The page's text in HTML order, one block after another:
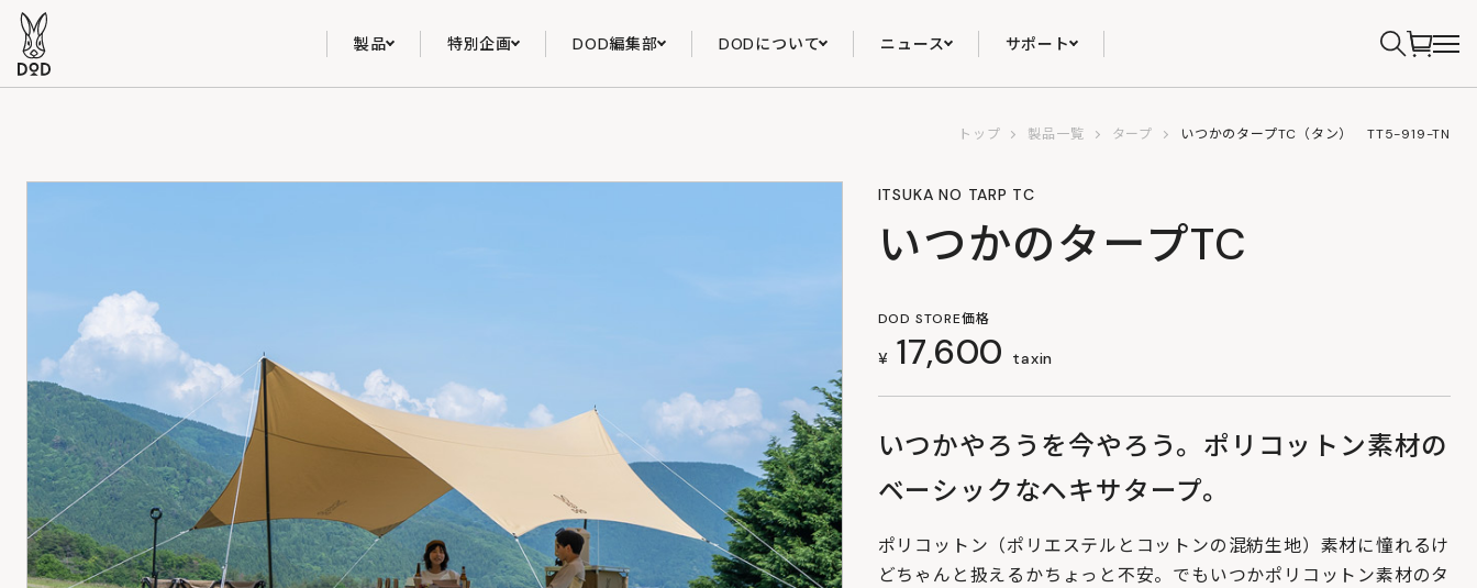
製品 特別企画 DOD編集部 DODについて ニュース サポート
トップ 製品一覧 タープ いつかのタープTC（タン） TT5-919-TN
ITSUKA NO TARP TC
いつかのタープTC
DOD STORE価格
¥ 17,600 taxin
いつかやろうを今やろう。ポリコットン素材の
ベーシックなヘキサタープ。
ポリコットン（ポリエステルとコットンの混紡生地）素材に憧れるけ
どちゃんと扱えるかちょっと不安。でもいつかポリコットン素材のタ